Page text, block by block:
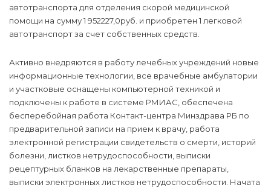
автотранспорта для отделения скорой медицинской
помощи на сумму 1 952227,0руб. и приобретен 1 легковой
автотранспорт за счет собственных средств.
Активно внедряются в работу лечебных учреждений новые
информационные технологии, все врачебные амбулатории
и участковые оснащены компьютерной техникой и
подключены к работе в системе РМИАС, обеспечена
бесперебойная работа Контакт-центра Минздрава РБ по
предварительной записи на прием к врачу, работа
электронной регистрации свидетельств о смерти, историй
болезни, листков нетрудоспособности, выписки
рецептурных бланков на лекарственные препараты,
выписки электронных листков нетрудоспособности. Начата